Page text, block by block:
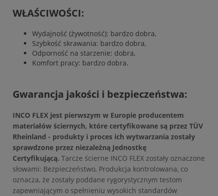
WŁAŚCIWOŚCI:
Wydajność (żywotność): bardzo dobra,
Szybkość skrawania: bardzo dobra,
Odporność na starzenie: dobra,
Komfort pracy: bardzo dobra.
Gwarancja jakości i bezpieczeństwa:
INCO FLEX jest pierwszym w Europie producentem
materiałów ściernych, które certyfikowane są przez TÜV
Rheinland - produkty i proces ich wytwarzania zostały
sprawdzone przez niezależną Jednostkę
Certyfikującą. Tarcze ścierne INCO FLEX zostały oznaczone
słowami: Bezpieczeństwo, Produkcja kontrolowana, co
oznacza, że zostały poddane rygorystycznym testom
zapewniającym o spełnieniu wysokich standardów